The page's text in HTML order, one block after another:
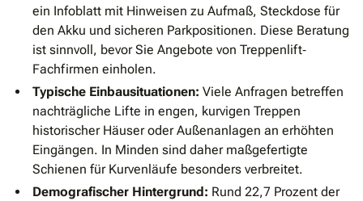
ein Infoblatt mit Hinweisen zu Aufmaß, Steckdose für
den Akku und sicheren Parkpositionen. Diese Beratung
ist sinnvoll, bevor Sie Angebote von Treppenlift‐
Fachfirmen einholen.
Typische Einbausituationen: Viele Anfragen betreffen
nachträgliche Lifte in engen, kurvigen Treppen
historischer Häuser oder Außenanlagen an erhöhten
Eingängen. In Minden sind daher maßgefertigte
Schienen für Kurvenläufe besonders verbreitet.
Demografischer Hintergrund: Rund 22,7 Prozent der